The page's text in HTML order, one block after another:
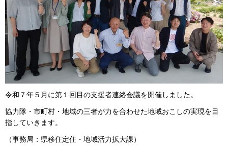
令和７年５月に第１回目の支援者連絡会議を開催しました。
協力隊・市町村・地域の三者が力を合わせた地域おこしの実現を目
指していきます。
（事務局：県移住定住・地域活力拡大課）